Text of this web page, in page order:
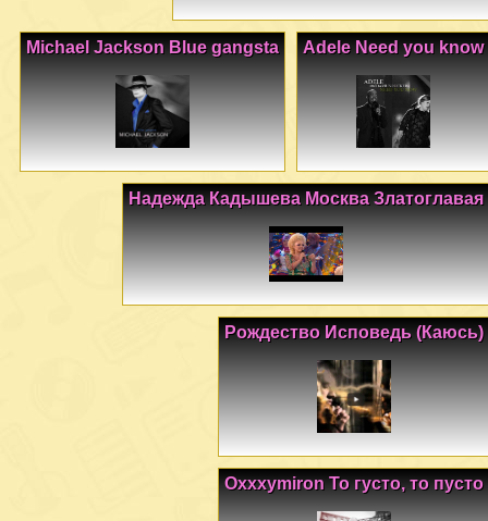
Adele Need you know
Michael Jackson Blue gangsta
Надежда Кадышева Москва Златоглавая
Рождество Исповедь (Каюсь)
Oxxxymiron То густо, то пусто